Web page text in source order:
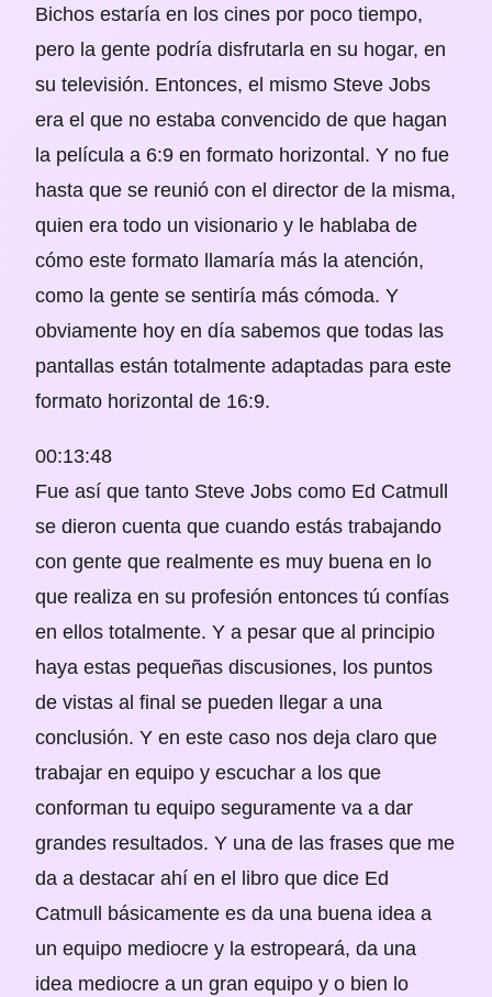
Bichos estaría en los cines por poco tiempo,
pero la gente podría disfrutarla en su hogar, en
su televisión. Entonces, el mismo Steve Jobs
era el que no estaba convencido de que hagan
la película a 6:9 en formato horizontal. Y no fue
hasta que se reunió con el director de la misma,
quien era todo un visionario y le hablaba de
cómo este formato llamaría más la atención,
como la gente se sentiría más cómoda. Y
obviamente hoy en día sabemos que todas las
pantallas están totalmente adaptadas para este
formato horizontal de 16:9.
00:13:48
Fue así que tanto Steve Jobs como Ed Catmull
se dieron cuenta que cuando estás trabajando
con gente que realmente es muy buena en lo
que realiza en su profesión entonces tú confías
en ellos totalmente. Y a pesar que al principio
haya estas pequeñas discusiones, los puntos
de vistas al final se pueden llegar a una
conclusión. Y en este caso nos deja claro que
trabajar en equipo y escuchar a los que
conforman tu equipo seguramente va a dar
grandes resultados. Y una de las frases que me
da a destacar ahí en el libro que dice Ed
Catmull básicamente es da una buena idea a
un equipo mediocre y la estropeará, da una
idea mediocre a un gran equipo y o bien lo